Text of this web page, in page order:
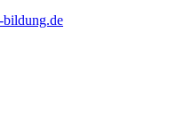
bildung.de